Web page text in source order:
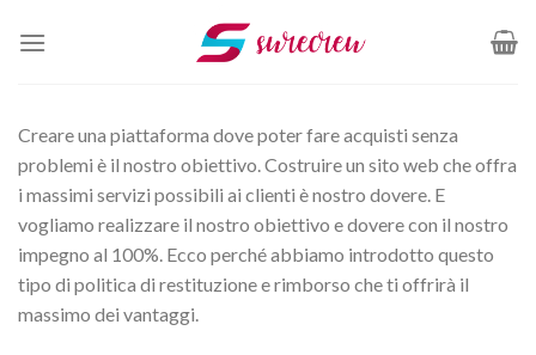
Creare una piattaforma dove poter fare acquisti senza
problemi è il nostro obiettivo. Costruire un sito web che offra
i massimi servizi possibili ai clienti è nostro dovere. E
vogliamo realizzare il nostro obiettivo e dovere con il nostro
impegno al 100%. Ecco perché abbiamo introdotto questo
tipo di politica di restituzione e rimborso che ti offrirà il
massimo dei vantaggi.